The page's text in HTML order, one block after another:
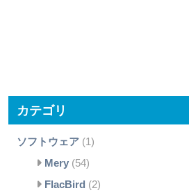
カテゴリ
ソフトウェア(1)
Mery(54)
FlacBird (2)